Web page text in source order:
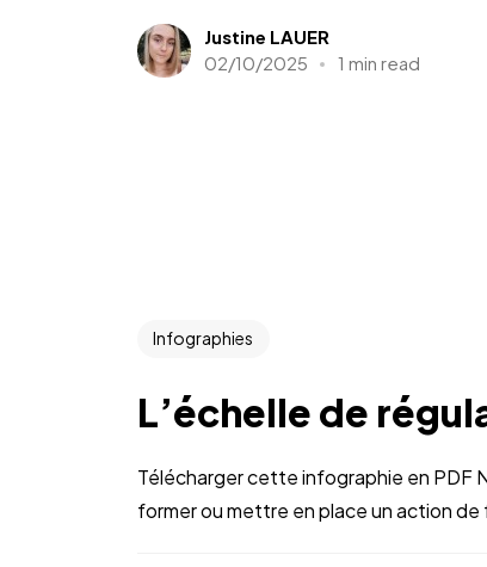
Justine LAUER
02/10/2025
1 min read
Infographies
L’échelle de
Télécharger cette infographie en PDF
former ou mettre en place un action de